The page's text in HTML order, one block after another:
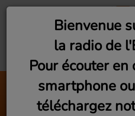
Je Respire
Volo
Bienvenue
la radio de
Pour écouter
smartphone
téléchargez